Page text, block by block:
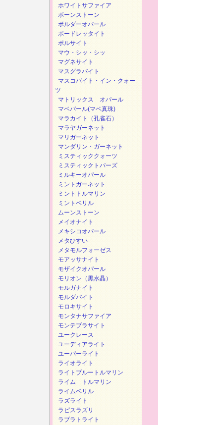
ホワイトサファイア
ボーンストーン
ボルダーオパール
ポードレッタイト
ポルサイト
マウ・シッ・シッ
マグネサイト
マスグラバイト
マスコバイト・イン・クォー
ツ
マトリックス オパール
マベパール(マベ真珠)
マラカイト（孔雀石）
マラヤガーネット
マリガーネット
マンダリン・ガーネット
ミスティッククォーツ
ミスティックトパーズ
ミルキーオパール
ミントガーネット
ミントトルマリン
ミントベリル
ムーンストーン
メイオナイト
メキシコオパール
メタひすい
メタモルフォーゼス
モアッサナイト
モザイクオパール
モリオン（黒水晶）
モルガナイト
モルダバイト
モロキサイト
モンタナサファイア
モンテブラサイト
ユークレース
ユーディアライト
ユーパーライト
ライオライト
ライトブルートルマリン
ライム トルマリン
ライムベリル
ラズライト
ラピスラズリ
ラブラトライト